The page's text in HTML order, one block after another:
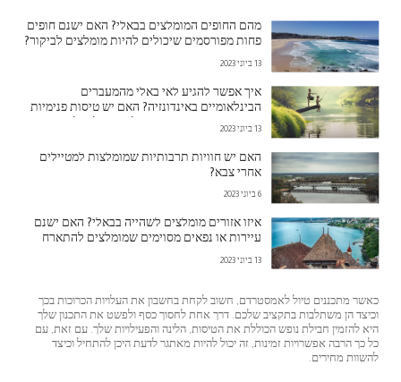
מהם החופים המומלצים בבאלי? האם ישנם חופים
פחות מפורסמים שיכולים להיות מומלצים לביקור?
13 ביוני 2023
איך אפשר להגיע לאי באלי מהמעברים
הבינלאומיים באינדונזיה? האם יש טיסות פנימיות
או אמצעי תחבורה אחרים לנסיעה לבאלי?
13 ביוני 2023
האם יש חוויות תרבותיות שמומלצות למטיילים
אחרי צבא?
6 ביוני 2023
איזו אזורים מומלצים לשהייה בבאלי? האם ישנם
עיירות או נפאים מסוימים שמומלצים להתארח
בהם?
13 ביוני 2023
כאשר מתכננים טיול לאמסטרדם, חשוב לקחת בחשבון את העלויות הכרוכות בכך
וכיצד הן משתלבות בתקציב שלכם. דרך אחת לחסוך כסף ולפשט את התכנון שלך
היא להזמין חבילת נופש הכוללת את הטיסות, הלינה והפעילויות שלך. עם זאת, עם
כל כך הרבה אפשרויות זמינות, זה יכול להיות מאתגר לדעת היכן להתחיל וכיצד
להשוות מחירים.